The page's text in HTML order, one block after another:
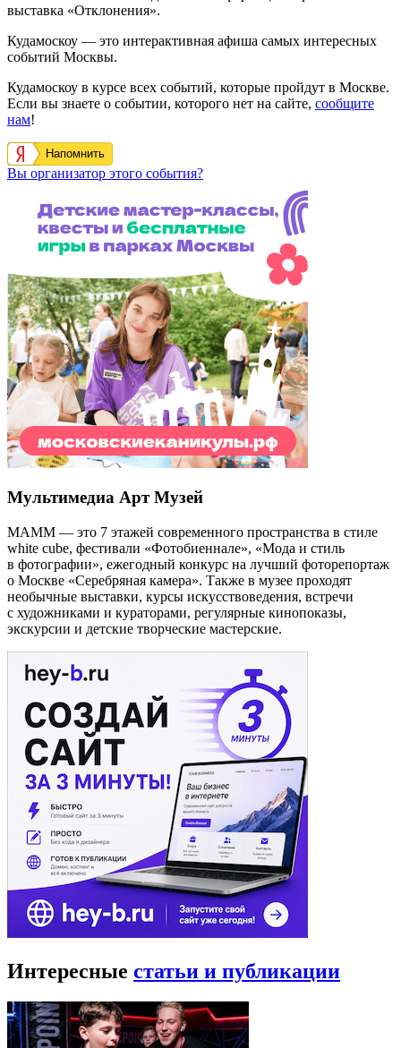
выставка «Отклонения».
Кудамоскоу — это интерактивная афиша самых интересных
событий Москвы.
Кудамоскоу в курсе всех событий, которые пройдут в Москве.
Если вы знаете о событии, которого нет на сайте, сообщите
нам!
Напомнить
Вы организатор этого события?
Мультимедиа Арт Музей
МАММ — это 7 этажей современного пространства в стиле
white cube, фестивали «Фотобиеннале», «Мода и стиль
в фотографии», ежегодный конкурс на лучший фоторепортаж
о Москве «Серебряная камера». Также в музее проходят
необычные выставки, курсы искусствоведения, встречи
с художниками и кураторами, регулярные кинопоказы,
экскурсии и детские творческие мастерские.
Интересные статьи и публикации